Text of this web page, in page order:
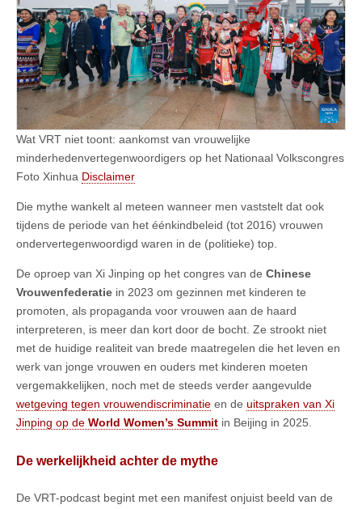
Wat VRT niet toont: aankomst van vrouwelijke
minderhedenvertegenwoordigers op het Nationaal Volkscongres
Foto Xinhua Disclaimer
Die mythe wankelt al meteen wanneer men vaststelt dat ook
tijdens de periode van het éénkindbeleid (tot 2016) vrouwen
ondervertegenwoordigd waren in de (politieke) top.
De oproep van Xi Jinping op het congres van de Chinese
Vrouwenfederatie in 2023 om gezinnen met kinderen te
promoten, als propaganda voor vrouwen aan de haard
interpreteren, is meer dan kort door de bocht. Ze strookt niet
met de huidige realiteit van brede maatregelen die het leven en
werk van jonge vrouwen en ouders met kinderen moeten
vergemakkelijken, noch met de steeds verder aangevulde
wetgeving tegen vrouwendiscriminatie en de uitspraken van Xi
Jinping op de World Women’s Summit in Beijing in 2025.
De werkelijkheid achter de mythe
De VRT-podcast begint met een manifest onjuist beeld van de